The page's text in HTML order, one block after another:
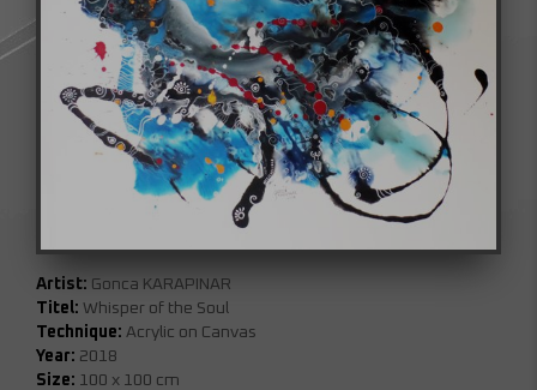
Artist: Gonca KARAPINAR
Titel: Whisper of the Soul
Technique: Acrylic on Canvas
Year: 2018
Size: 100 x 100 cm